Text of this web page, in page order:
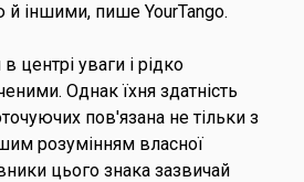
й іншими, пише YourTango.
центрі уваги і рідко
Однак їхня здатність
пов'язана не тільки з
розумінням власної
цього знака зазвичай